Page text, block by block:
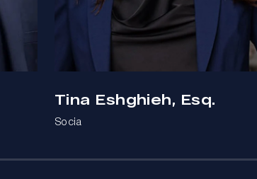
Tina Eshghieh, Esq.
Socia